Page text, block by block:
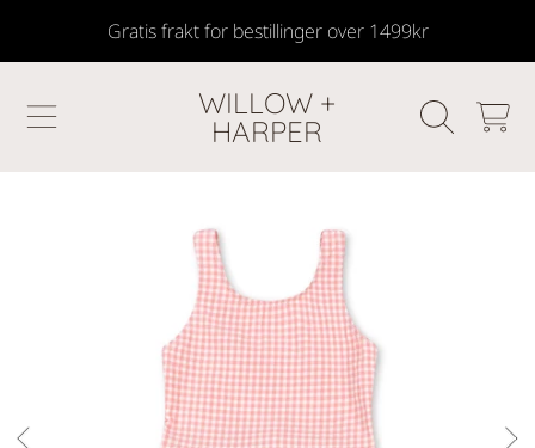
SKIP TO CONTENT
Gratis frakt for bestillinger over 1499kr
WILLOW +
HARPER